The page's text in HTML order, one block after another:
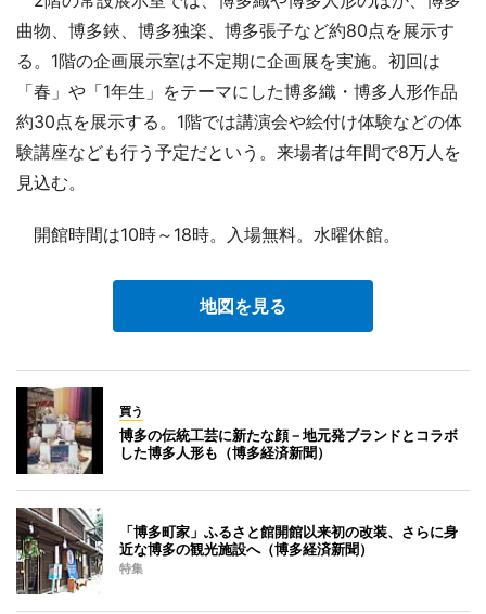
曲物、博多鋏、博多独楽、博多張子など約80点を展示す
る。1階の企画展示室は不定期に企画展を実施。初回は
「春」や「1年生」をテーマにした博多織・博多人形作品
約30点を展示する。1階では講演会や絵付け体験などの体
験講座なども行う予定だという。来場者は年間で8万人を
見込む。
開館時間は10時～18時。入場無料。水曜休館。
地図を見る
買う
博多の伝統工芸に新たな顔－地元発ブランドとコラボ
した博多人形も（博多経済新聞）
「博多町家」ふるさと館開館以来初の改装、さらに身
近な博多の観光施設へ（博多経済新聞）
特集